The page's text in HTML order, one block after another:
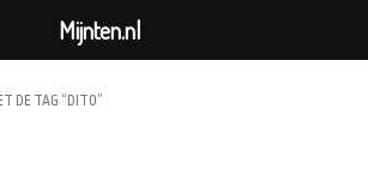
DE TAG “DITO”
Mijnten.nl